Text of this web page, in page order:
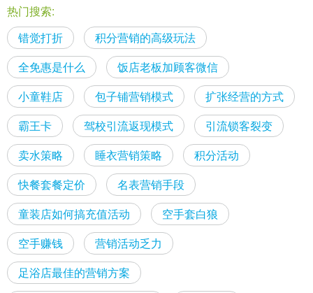
热门搜索:
错觉打折
积分营销的高级玩法
全免惠是什么
饭店老板加顾客微信
小童鞋店
包子铺营销模式
扩张经营的方式
霸王卡
驾校引流返现模式
引流锁客裂变
卖水策略
睡衣营销策略
积分活动
快餐套餐定价
名表营销手段
童装店如何搞充值活动
空手套白狼
空手赚钱
营销活动乏力
足浴店最佳的营销方案